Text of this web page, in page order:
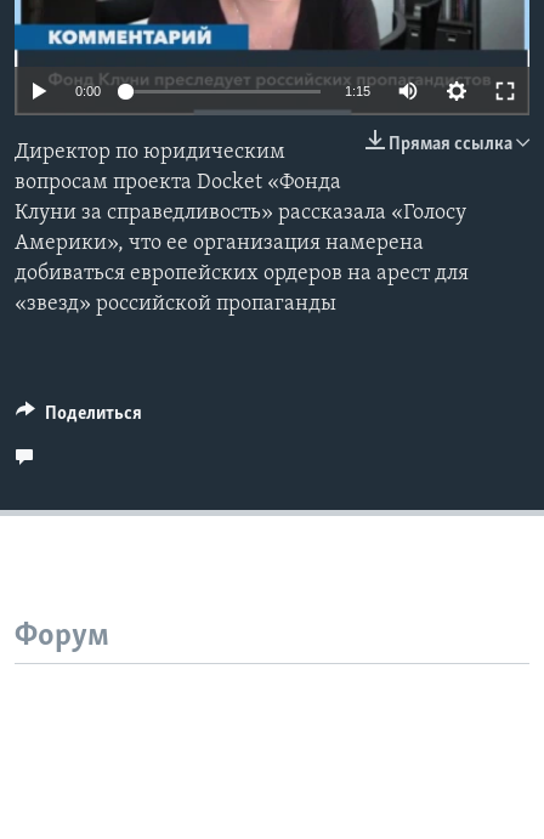
Learning English
Языки
0:00 1:15
Прямая ссылка
Директор по юридическим
вопросам проекта Docket «Фонда
Клуни за справедливость» рассказала «Голосу
Америки», что ее организация намерена
добиваться европейских ордеров на арест для
«звезд» российской пропаганды
Поделиться
Форум